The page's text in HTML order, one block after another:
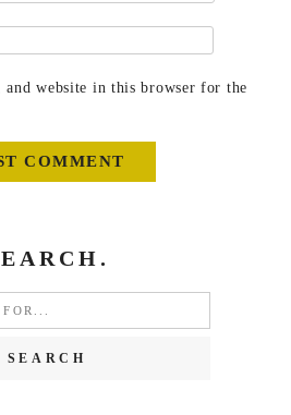
and website in this browser for the